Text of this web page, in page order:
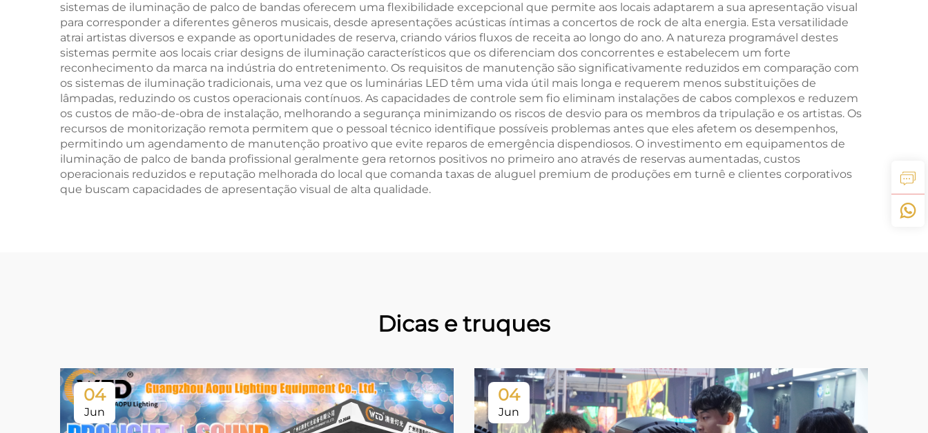
sistemas de iluminação de palco de bandas oferecem uma flexibilidade excepcional que permite aos locais adaptarem a sua apresentação visual
para corresponder a diferentes gêneros musicais, desde apresentações acústicas íntimas a concertos de rock de alta energia. Esta versatilidade
atrai artistas diversos e expande as oportunidades de reserva, criando vários fluxos de receita ao longo do ano. A natureza programável destes
sistemas permite aos locais criar designs de iluminação característicos que os diferenciam dos concorrentes e estabelecem um forte
reconhecimento da marca na indústria do entretenimento. Os requisitos de manutenção são significativamente reduzidos em comparação com
os sistemas de iluminação tradicionais, uma vez que os luminárias LED têm uma vida útil mais longa e requerem menos substituições de
lâmpadas, reduzindo os custos operacionais contínuos. As capacidades de controle sem fio eliminam instalações de cabos complexos e reduzem
os custos de mão-de-obra de instalação, melhorando a segurança minimizando os riscos de desvio para os membros da tripulação e os artistas. Os
recursos de monitorização remota permitem que o pessoal técnico identifique possíveis problemas antes que eles afetem os desempenhos,
permitindo um agendamento de manutenção proativo que evite reparos de emergência dispendiosos. O investimento em equipamentos de
iluminação de palco de banda profissional geralmente gera retornos positivos no primeiro ano através de reservas aumentadas, custos
operacionais reduzidos e reputação melhorada do local que comanda taxas de aluguel premium de produções em turnê e clientes corporativos
que buscam capacidades de apresentação visual de alta qualidade.
Dicas e truques
04
Jun
04
Jun